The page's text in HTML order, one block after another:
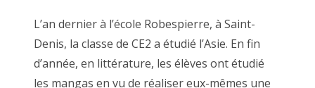
L’an dernier à l’école Robespierre, à Saint-
Denis, la classe de CE2 a étudié l’Asie. En fin
d’année, en littérature, les élèves ont étudié
les mangas en vu de réaliser eux-mêmes une